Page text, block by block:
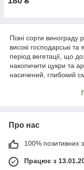
Пізні сорти винограду
високі господарські
період вегетації, що
накопичити цукри та
насичений, глибокий
транспортабельністю,
й міцні грона, що
Крім того, вони
сезон, забезпечують
вибором для
Про нас
100% позитивних з
Працює з